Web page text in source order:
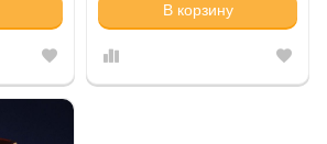
В корзину